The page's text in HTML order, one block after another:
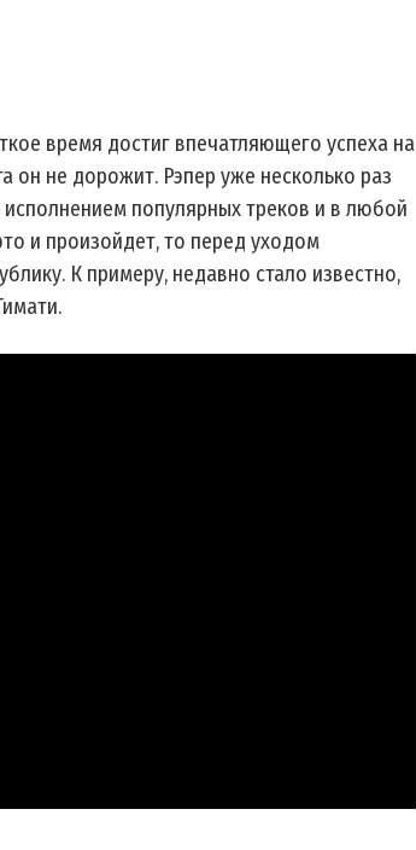
время достиг впечатляющего успеха на
он не дорожит. Рэпер уже несколько раз
популярных треков и в любой
и произойдет, то перед уходом
К примеру, недавно стало известно,